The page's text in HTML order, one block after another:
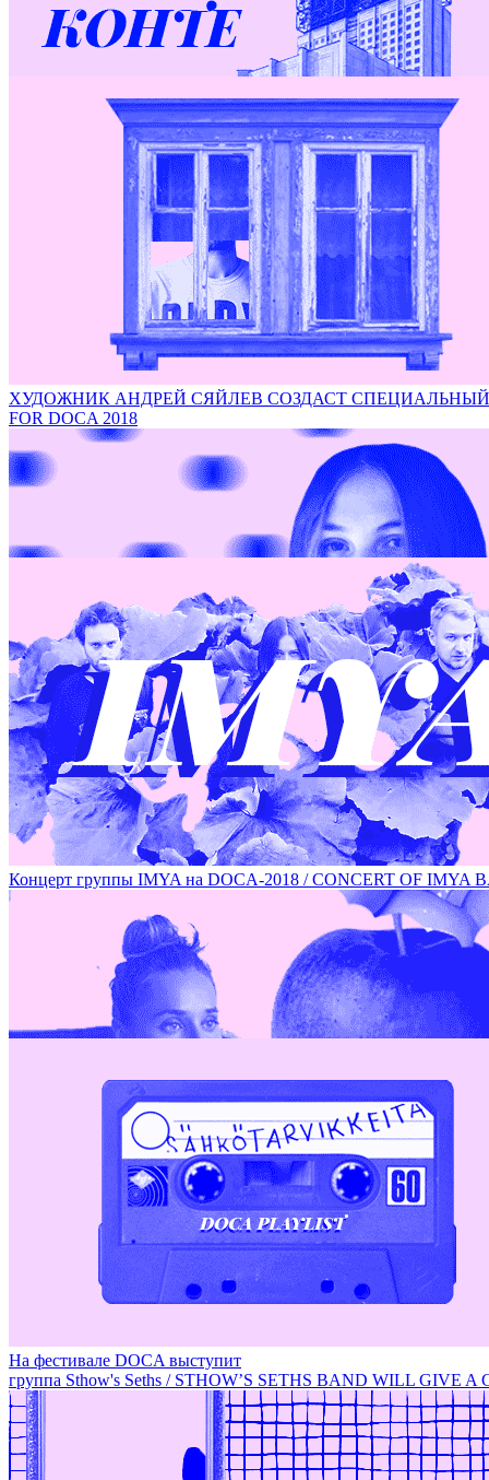
Проект итальянского фотографа Роберто Конте на DOCA-
ХУДОЖНИК АНДРЕЙ СЯЙЛЕВ СОЗДАСТ СПЕЦИАЛЬНЫЙ
FOR DOCA 2018
РАБОТЫ ХУДОЖНИЦЫ ОЛЬГИ СОГРИНОЙ НА DOCA-2018 /
Концерт группы IMYA на DOCA-2018 / CONCERT OF IMYA
Фарфоровые инсталляции Дарьи Неретиной / PORCELAIN
На фестивале DOCA выступит
группа Sthow's Seths / STHOW’S SETHS BAND WILL GIVE A